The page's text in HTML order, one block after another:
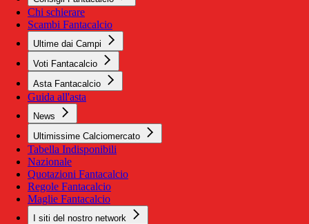
Chi schierare
Scambi Fantacalcio
Ultime dai Campi
Voti Fantacalcio
Asta Fantacalcio
Guida all'asta
News
Ultimissime Calciomercato
Tabella Indisponibili
Nazionale
Quotazioni Fantacalcio
Regole Fantacalcio
Maglie Fantacalcio
I siti del nostro network